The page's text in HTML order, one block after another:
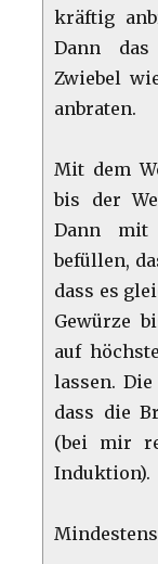
kräftig
Dann
Zwiebel
anbraten.
Mit dem
bis der
Dann
befüllen,
dass es
Gewürze
auf
lassen.
dass die
(bei mir
Induktion).